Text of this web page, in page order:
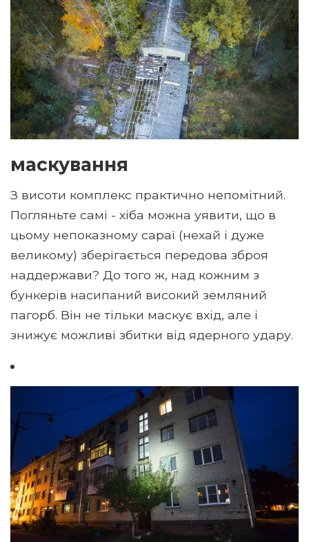
маскування
З висоти комплекс практично непомітний.
Погляньте самі - хіба можна уявити, що в
цьому непоказному сараї (нехай і дуже
великому) зберігається передова зброя
наддержави? До того ж, над кожним з
бункерів насипаний високий земляний
пагорб. Він не тільки маскує вхід, але і
знижує можливі збитки від ядерного удару.